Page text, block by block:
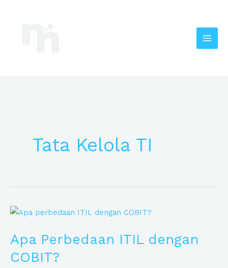
Tata Kelola TI
Apa Perbedaan ITIL dengan
COBIT?
Apa
ITIL
dengan